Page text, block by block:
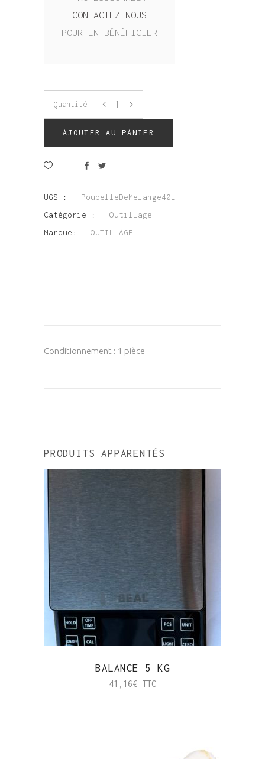
CONTACTEZ-NOUS
POUR EN BÉNÉFICIER
Quantité
AJOUTER AU PANIER
UGS :
PoubelleDeMelange40L
Catégorie :
Outillage
Marque:
OUTILLAGE
Conditionnement : 1 pièce
PRODUITS APPARENTÉS
BALANCE 5 KG
41,16€ TTC